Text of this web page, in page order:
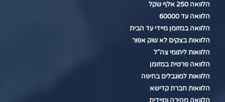
הלוואה 250 אלף שקל
הלוואה עד 60000
הלוואה במזומן מיידי עד הבית
הלוואות בצקים לא שוק אפור
הלוואות ליתומי צה"ל
הלוואה פרטית במזומן
הלוואות למוגבלים בחיפה
הלוואות חברת קדישא